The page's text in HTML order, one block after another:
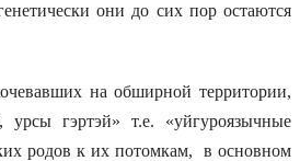
они до сих пор остаются
на обширной территории,
гэртэй» т.е. «уйгуроязычные
родов к их потомкам, в основном